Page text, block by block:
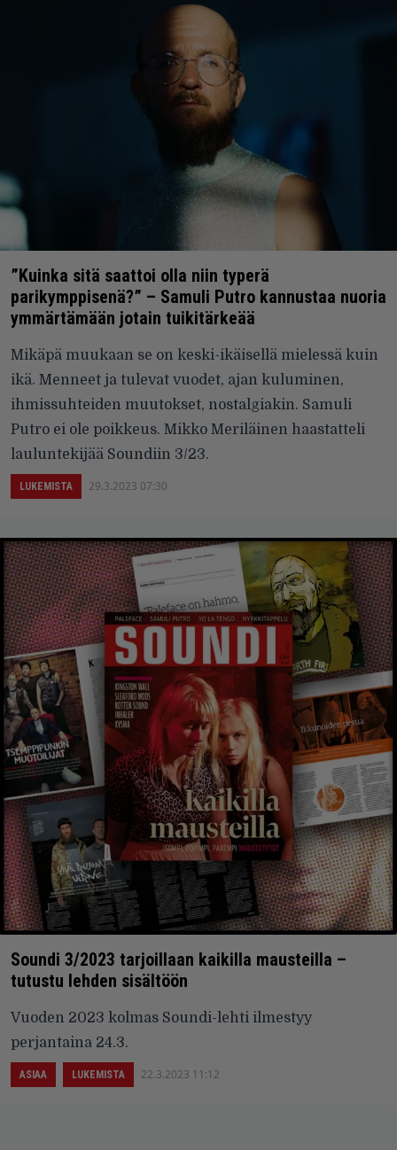
”Kuinka sitä saattoi olla niin typerä
parikymppisenä?” – Samuli Putro kannustaa nuoria
ymmärtämään jotain tuikitärkeää
Mikäpä muukaan se on keski-ikäisellä mielessä kuin
ikä. Menneet ja tulevat vuodet, ajan kuluminen,
ihmissuhteiden muutokset, nostalgiakin. Samuli
Putro ei ole poikkeus. Mikko Meriläinen haastatteli
lauluntekijää Soundiin 3/23.
LUKEMISTA 29.3.2023 07:30
Soundi 3/2023 tarjoillaan kaikilla mausteilla –
tutustu lehden sisältöön
Vuoden 2023 kolmas Soundi-lehti ilmestyy
perjantaina 24.3.
ASIAA LUKEMISTA 22.3.2023 11:12